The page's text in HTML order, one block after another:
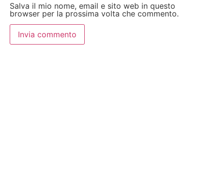
Salva il mio nome, email e sito web in questo
browser per la prossima volta che commento.